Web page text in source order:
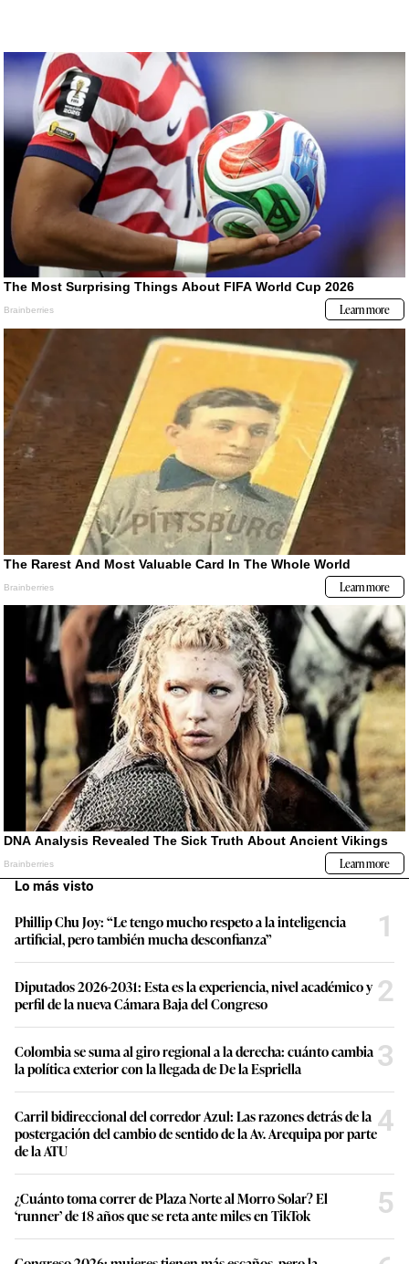
Lo más visto
Phillip Chu Joy: “Le tengo mucho respeto a la inteligencia
artificial, pero también mucha desconfianza”
1
Diputados 2026-2031: Esta es la experiencia, nivel académico y
perfil de la nueva Cámara Baja del Congreso
2
Colombia se suma al giro regional a la derecha: cuánto cambia
la política exterior con la llegada de De la Espriella
3
Carril bidireccional del corredor Azul: Las razones detrás de la
postergación del cambio de sentido de la Av. Arequipa por parte
de la ATU
4
¿Cuánto toma correr de Plaza Norte al Morro Solar? El
‘runner’ de 18 años que se reta ante miles en TikTok
5